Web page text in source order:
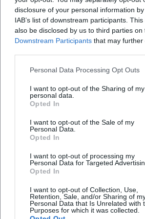
disclosure of your personal information
IAB’s list of downstream participants.
also be disclosed by us to third parties on
Downstream Participants that may
Personal Data Processing Opt Outs
I want to opt-out of the Sharing of my
personal data.
Opted In
I want to opt-out of the Sale of my
Personal Data.
Opted In
I want to opt-out of processing my
Personal Data for Targeted
Opted In
I want to opt-out of Collection, Use,
Retention, Sale, and/or Sharing of
Personal Data that Is Unrelated with
Purposes for which it was collected.
Map unavailable
Häufig gestellte